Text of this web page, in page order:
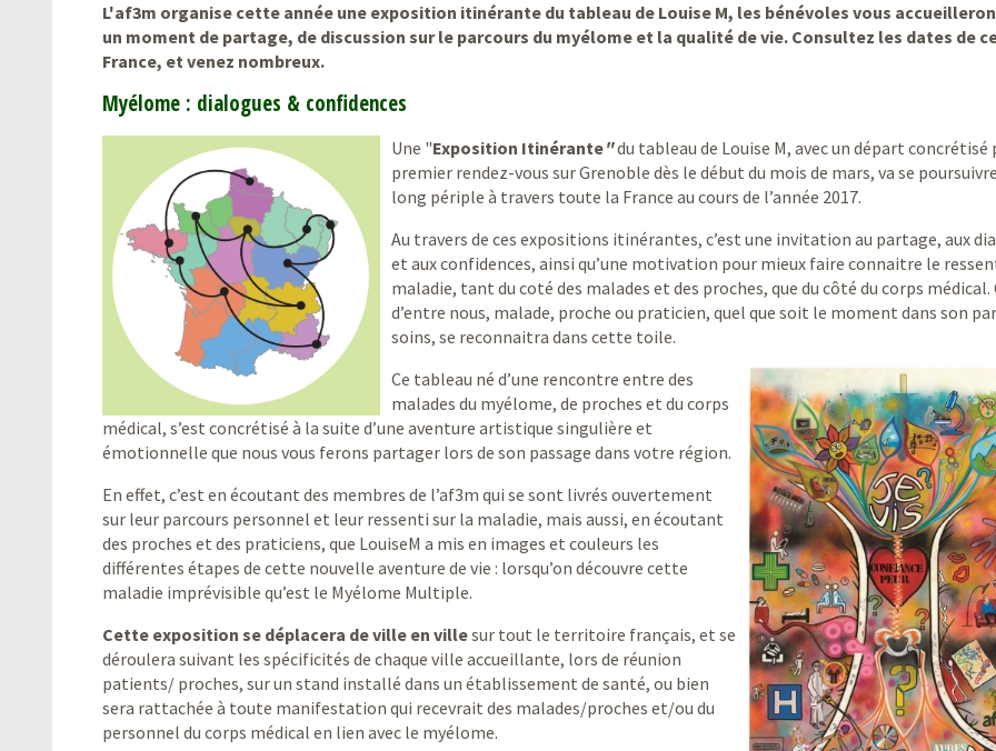
L'af3m organise cette année une exposition itinérante du tableau de Louise M, les bénévoles vous
un moment de partage, de discussion sur le parcours du myélome et la qualité de vie. Consultez les dates de
France, et venez nombreux.
Myélome : dialogues & confidences
Une "Exposition Itinérante"du tableau de Louise M, avec un départ concrétisé
premier rendez-vous sur Grenoble dès le début du mois de mars, va se
long périple à travers toute la France au cours de l’année 2017.
Au travers de ces expositions itinérantes, c’est une invitation au partage, aux
et aux confidences, ainsi qu’une motivation pour mieux faire connaitre le
maladie, tant du coté des malades et des proches, que du côté du corps médical.
d’entre nous, malade, proche ou praticien, quel que soit le moment dans son
soins, se reconnaitra dans cette toile.
Ce tableau né d’une rencontre entre des
malades du myélome, de proches et du corps
médical, s’est concrétisé à la suite d’une aventure artistique singulière et
émotionnelle que nous vous ferons partager lors de son passage dans votre région.
En effet, c’est en écoutant des membres de l’af3m qui se sont livrés ouvertement
sur leur parcours personnel et leur ressenti sur la maladie, mais aussi, en écoutant
des proches et des praticiens, que LouiseM a mis en images et couleurs les
différentes étapes de cette nouvelle aventure de vie : lorsqu’on découvre cette
maladie imprévisible qu’est le Myélome Multiple.
Cette exposition se déplacera de ville en villesur tout le territoire français, et se
déroulera suivant les spécificités de chaque ville accueillante, lors de réunion
patients/ proches, sur un stand installé dans un établissement de santé, ou bien
sera rattachée à toute manifestation qui recevrait des malades/proches et/ou du
personnel du corps médical en lien avec le myélome.